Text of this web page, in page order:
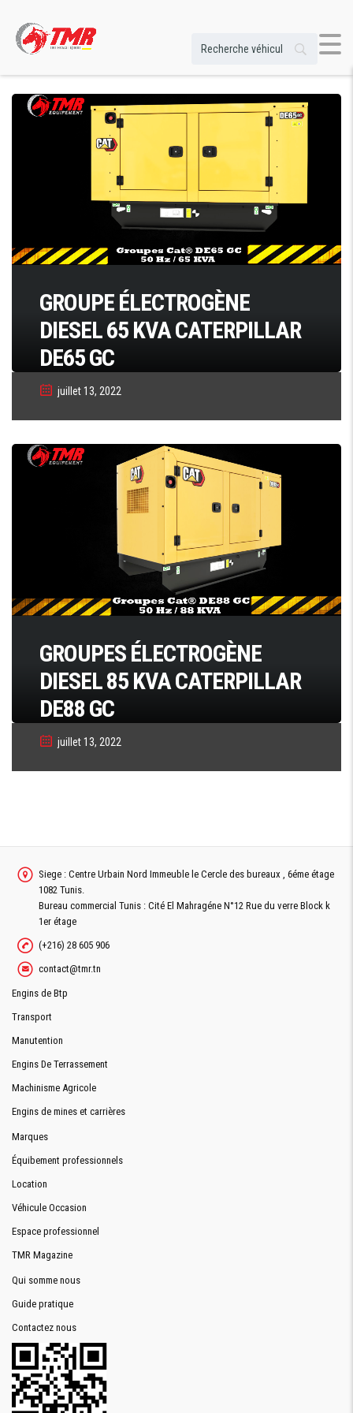
GROUPE ÉLECTROGÈNE
DIESEL 65 KVA CATERPILLAR
DE65 GC
juillet 13, 2022
GROUPES ÉLECTROGÈNE
DIESEL 85 KVA CATERPILLAR
DE88 GC
juillet 13, 2022
Siege : Centre Urbain Nord Immeuble le Cercle des bureaux , 6éme étage
1082 Tunis.
Bureau commercial Tunis : Cité El Mahragéne N°12 Rue du verre Block k
1er étage
(+216) 28 605 906
contact@tmr.tn
Engins de Btp
Transport
Manutention
Engins De Terrassement
Machinisme Agricole
Engins de mines et carrières
Marques
Équibement professionnels
Location
Véhicule Occasion
Espace professionnel
TMR Magazine
Qui somme nous
Guide pratique
Contactez nous